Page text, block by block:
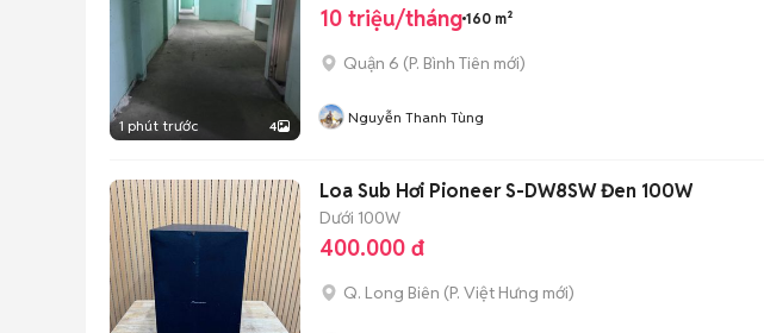
1 phút trước 4
10 triệu/tháng 160 m²
Quận 6 (P. Bình Tiên mới)
Nguyễn Thanh Tùng
Loa Sub Hơi Pioneer S-DW8SW Đen 100W
Dưới 100W
400.000 đ
Q. Long Biên (P. Việt Hưng mới)